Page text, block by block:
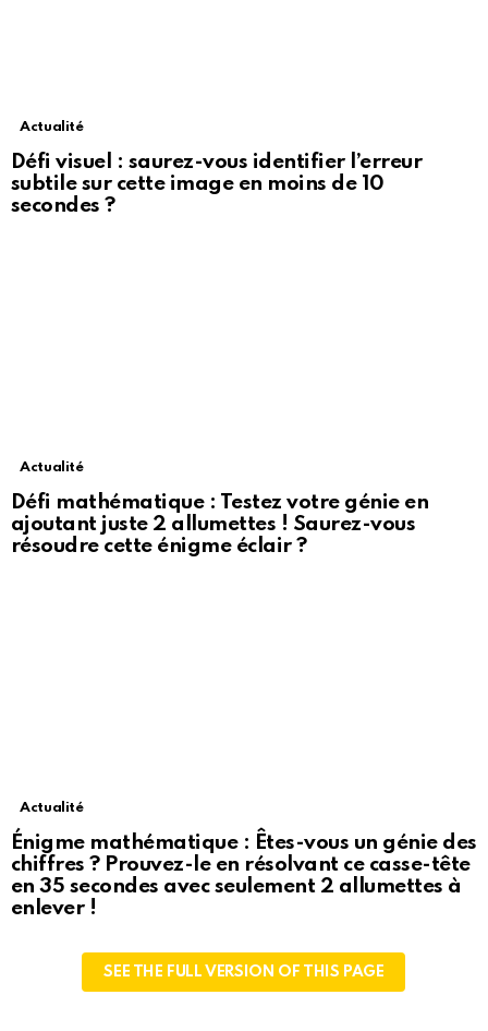
Actualité
Défi visuel : saurez-vous identifier l’erreur
subtile sur cette image en moins de 10
secondes ?
Actualité
Défi mathématique : Testez votre génie en
ajoutant juste 2 allumettes ! Saurez-vous
résoudre cette énigme éclair ?
Actualité
Énigme mathématique : Êtes-vous un génie des
chiffres ? Prouvez-le en résolvant ce casse-tête
en 35 secondes avec seulement 2 allumettes à
enlever !
SEE THE FULL VERSION OF THIS PAGE